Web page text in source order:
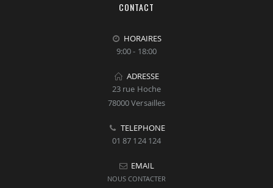
CONTACT
HORAIRES
9:00 - 18:00
ADRESSE
23 rue Hoche
78000 Versailles
TELEPHONE
01 87 124 124
EMAIL
NOUS CONTACTER